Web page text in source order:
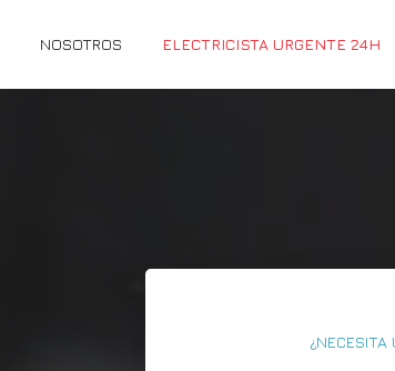
NOSOTROS ELECTRICISTA URGENTE 24H
¿NECESITA